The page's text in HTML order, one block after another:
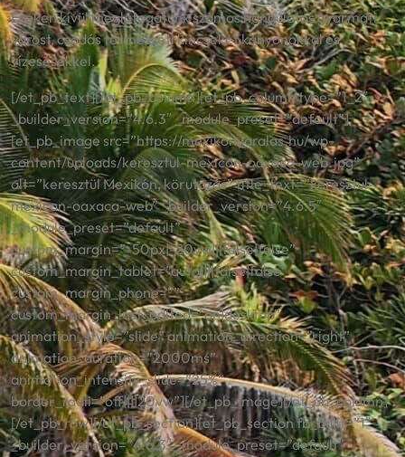
Ezeken kívül meglátogatunk számos hangulatos gyarmati
várost, csodás természeti kincseket kanyonokkal és
vízesésekkel.
[/et_pb_text][/et_pb_column][et_pb_column type=”1_2″
_builder_version=”4.6.3″ _module_preset=”default”]
[et_pb_image src=”https://mexikonyaralas.hu/wp-
content/uploads/keresztul-mexicon-oaxaca-web.jpg”
alt=”keresztül Mexikón, körutazás” title_text=”keresztul-
mexicon-oaxaca-web” _builder_version=”4.6.5″
_module_preset=”default”
custom_margin=”-50px|-20vw|||false|false”
custom_margin_tablet=”auto||||false|false”
custom_margin_phone=””
custom_margin_last_edited=”on|desktop”
animation_style=”slide” animation_direction=”right”
animation_duration=”2000ms”
animation_intensity_slide=”25%”
border_radii=”off||||20vw”][/et_pb_image][/et_pb_column]
[/et_pb_row][/et_pb_section][et_pb_section fb_built=”1″
_builder_version=”4.6.3″ _module_preset=”default”